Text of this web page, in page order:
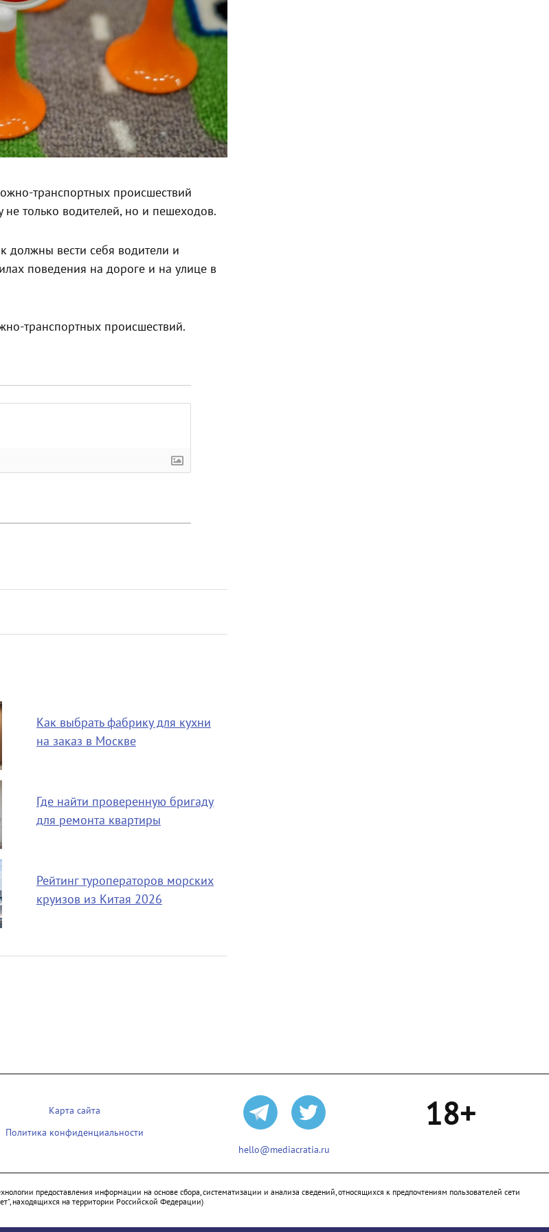
транспортных происшествий
не только водителей, но и пешеходов.
должны вести себя водители и
поведения на дороге и на улице в
транспортных происшествий.
Как выбрать фабрику для кухни
на заказ в Москве
Где найти проверенную бригаду
для ремонта квартиры
Рейтинг туроператоров морских
круизов из Китая 2026
Карта сайта
Политика конфиденциальности
hello@mediacratia.ru
18+
предоставления информации на основе сбора, систематизации и анализа сведений, относящихся к предпочтениям пользователей сети
находящихся на территории Российской Федерации)